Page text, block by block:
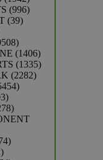
producten
996996
3939
9508
producten
14061406
producten
13351335
22822282
5454
1493
producten
2278
producten
374
42